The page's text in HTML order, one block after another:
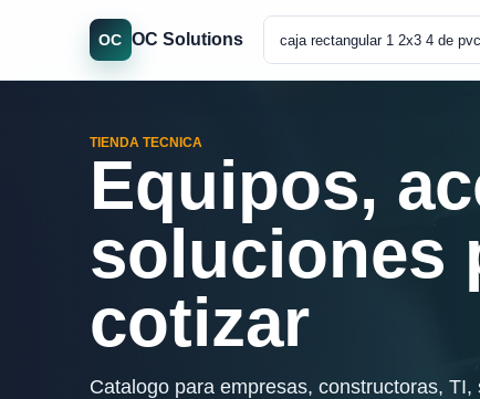
OC OC Solutions
TIENDA TECNICA
Equipos,
soluciones
cotizar
Catalogo para empresas, constructoras,